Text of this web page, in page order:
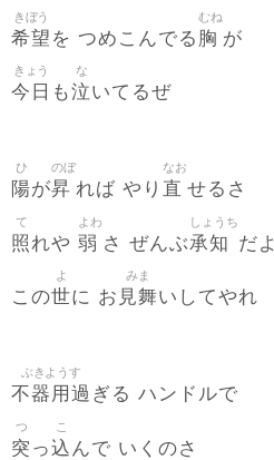
希望
きぼう
を つめこんでる 胸
むね
が
今日
きょう
も泣
な
いてるぜ
陽
ひ
が昇
のぼ
れば やり 直
なお
せるさ
照
て
れや 弱
よわ
さ ぜんぶ承知
しょうち
だよ
この世
よ
に お 見舞
みま
いしてやれ
不器用過
ぶきようす
ぎる ハンドルで
突
つ
っ込
こ
んで いくのさ